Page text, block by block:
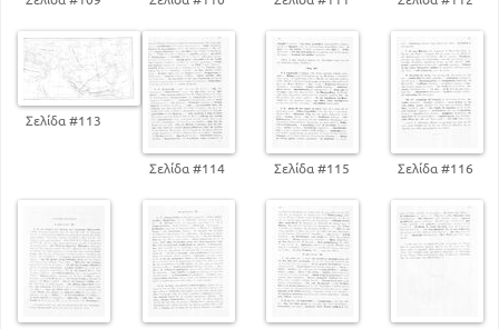
Σελίδα #113
Σελίδα #114 Σελίδα #115 Σελίδα #116